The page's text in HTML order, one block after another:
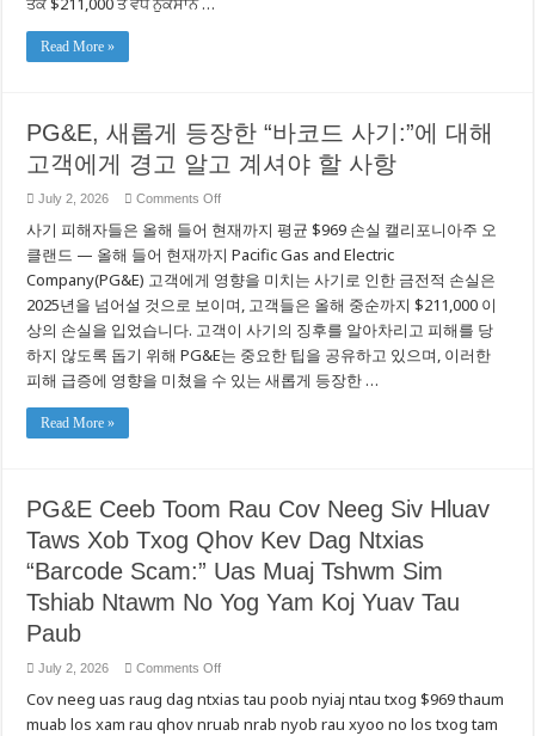
ਤੁਹਾਨੂੰ
ਇਹ
ਜਾਣਕਾਰੀ
ਚਾਹੀਦੀ
Read More »
PG&E, 새롭게 등장한 “바코드 사기:”에 대해
고객에게 경고 알고 계셔야 할 사항
July 2, 2026 Comments Offon
새
게
등
장
한
“바
코
사
게
고
알
계
항
사기 피해자들은 올해 들어 현재까지 평균 $969 손실 캘리포니아주 오
클랜드 — 올해 들어 현재까지 Pacific Gas and Electric
Company(PG&E) 고객에게 영향을 미치는 사기로 인한 금전적 손실은
2025년을 넘어설 것으로 보이며, 고객들은 올해 중순까지 $211,000 이
상의 손실을 입었습니다. 고객이 사기의 징후를 알아차리고 피해를 당
하지 않도록 돕기 위해 PG&E는 중요한 팁을 공유하고 있으며, 이러한
피해 급증에 영향을 미쳤을 수 있는 새롭게 등장한 …
Read More »
PG&E Ceeb Toom Rau Cov Neeg Siv Hluav
Taws Xob Txog Qhov Kev Dag Ntxias
“Barcode Scam:” Uas Muaj Tshwm Sim
Tshiab Ntawm No Yog Yam Koj Yuav Tau
Paub
July 2, 2026 Comments Offon
Ceeb
Toom
Rau
Cov neeg uas raug dag ntxias tau poob nyiaj ntau txog $969 thaum
muab los xam rau qhov nruab nrab nyob rau xyoo no los txog tam